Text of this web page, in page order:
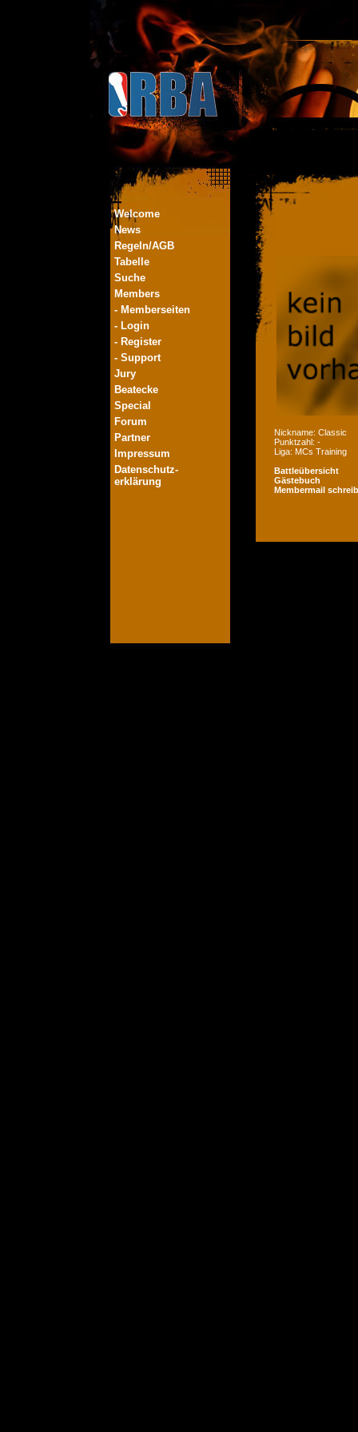
Welcome
News
Regeln/AGB
Tabelle
Suche
Members
- Memberseiten
- Login
- Register
- Support
Jury
Beatecke
Special
Forum
Partner
Impressum
Datenschutz-
erklärung
Nickname: Classic
Punktzahl: -
Liga: MCs Training
Battleübersicht
Gästebuch
Membermail